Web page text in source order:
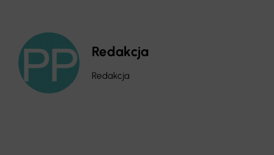
Redakcja
Redakcja